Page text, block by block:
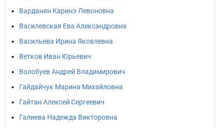
Варданян Каринэ Левоновна
Василевская Ева Александровна
Васильева Ирина Яковлевна
Ветков Иван Юрьевич
Волобуев Андрей Владимирович
Гайдайчук Марина Михайловна
Гайтан Алексей Сергеевич
Галиева Надежда Викторовна